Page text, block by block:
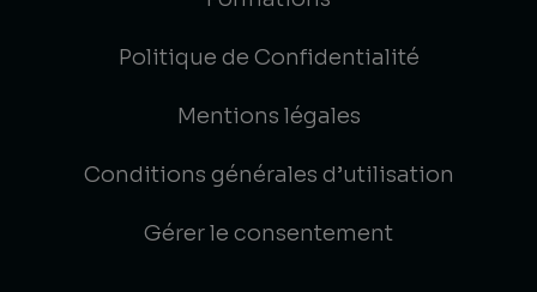
Politique de Confidentialité
Mentions légales
Conditions générales d’utilisation
Gérer le consentement